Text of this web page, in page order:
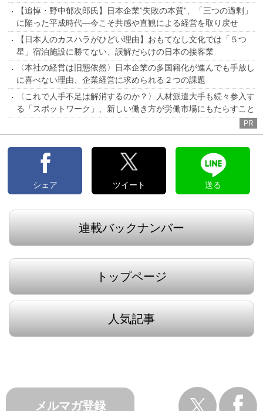
【追悼・野中郁次郎氏】日本企業”失敗の本質”、「三つの過剰」
に陥った平成時代―今こそ共感や直観による経営を取り戻せ
【日本人のカスハラがひどい理由】おもてなし文化では「５つ
星」宿泊施設に勝てない、誤解だらけの日本の接客業
〈本社の経営は旧態依然〉日本企業の多国籍化が進んでも手放し
に喜べない理由、企業経営に求められる２つの課題
〈これで人手不足は解消するのか？〉人材派遣大手も続々参入す
る「スポットワーク」、新しい働き方が労働市場にもたらすこと
PR
シェア ツイート 送る
連載バックナンバー
トップページ
人気記事
メルマガ登録